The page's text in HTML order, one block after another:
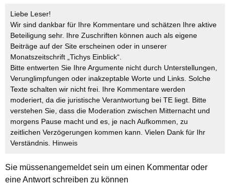
Liebe Leser!
Wir sind dankbar für Ihre Kommentare und schätzen Ihre aktive
Beteiligung sehr. Ihre Zuschriften können auch als eigene
Beiträge auf der Site erscheinen oder in unserer
Monatszeitschrift „Tichys Einblick“.
Bitte entwerten Sie Ihre Argumente nicht durch Unterstellungen,
Verunglimpfungen oder inakzeptable Worte und Links. Solche
Texte schalten wir nicht frei. Ihre Kommentare werden
moderiert, da die juristische Verantwortung bei TE liegt. Bitte
verstehen Sie, dass die Moderation zwischen Mitternacht und
morgens Pause macht und es, je nach Aufkommen, zu
zeitlichen Verzögerungen kommen kann. Vielen Dank für Ihr
Verständnis. Hinweis
Sie müssenangemeldetsein um einen Kommentar oder
eine Antwort schreiben zu können